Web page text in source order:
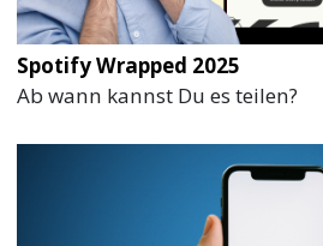
Spotify Wrapped 2025
Ab wann kannst Du es teilen?